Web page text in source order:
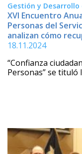
Gestión y Desarrollo
XVI Encuentro
Personas del
analizan cómo
18.11.2024
“Confianza
Personas” se tituló